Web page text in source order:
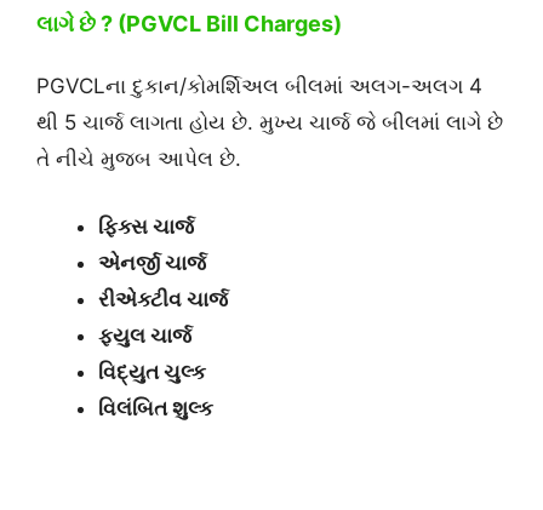
લાગે છે ? (PGVCL Bill Charges)
PGVCLના દુકાન/કોમર્શિઅલ બીલમાં અલગ-અલગ 4
થી 5 ચાર્જ લાગતા હોય છે. મુખ્ય ચાર્જ જે બીલમાં લાગે છે
તે નીચે મુજબ આપેલ છે.
ફિક્સ ચાર્જ
એનર્જી ચાર્જ
રીએક્ટીવ ચાર્જ
ફયુલ ચાર્જ
વિદ્યુત ચુલ્ક
વિલંબિત શુલ્ક